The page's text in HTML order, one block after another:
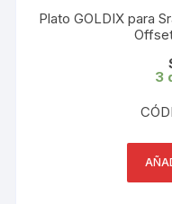
Plato GOLDIX para
3